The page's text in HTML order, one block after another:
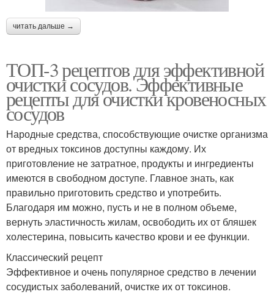
читать дальше →
ТОП-3 рецептов для эффективной
очистки сосудов. Эффективные
рецепты для очистки кровеносных
сосудов
Народные средства, способствующие очистке организма
от вредных токсинов доступны каждому. Их
приготовление не затратное, продукты и ингредиенты
имеются в свободном доступе. Главное знать, как
правильно приготовить средство и употребить.
Благодаря им можно, пусть и не в полном объеме,
вернуть эластичность жилам, освободить их от бляшек
холестерина, повысить качество крови и ее функции.
Классический рецепт
Эффективное и очень популярное средство в лечении
сосудистых заболеваний, очистке их от токсинов.